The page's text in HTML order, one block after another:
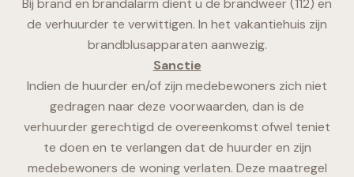
Bij brand en brandalarm dient u de brandweer (112) en
de verhuurder te verwittigen. In het vakantiehuis zijn
brandblusapparaten aanwezig.
Sanctie
Indien de huurder en/of zijn medebewoners zich niet
gedragen naar deze voorwaarden, dan is de
verhuurder gerechtigd de overeenkomst ofwel teniet
te doen en te verlangen dat de huurder en zijn
medebewoners de woning verlaten. Deze maatregel